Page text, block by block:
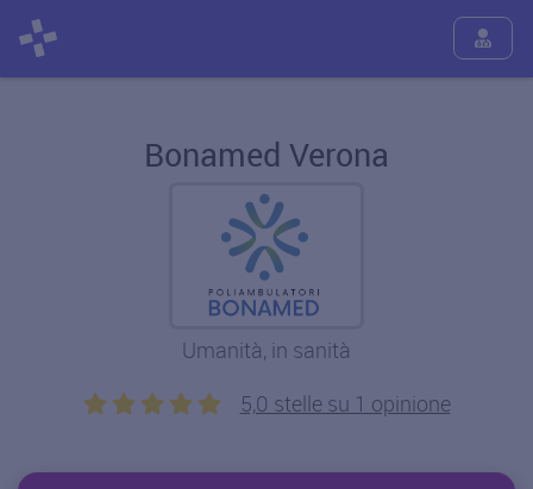
Bonamed Verona
Umanità, in sanità
5,0 stelle su 1 opinione